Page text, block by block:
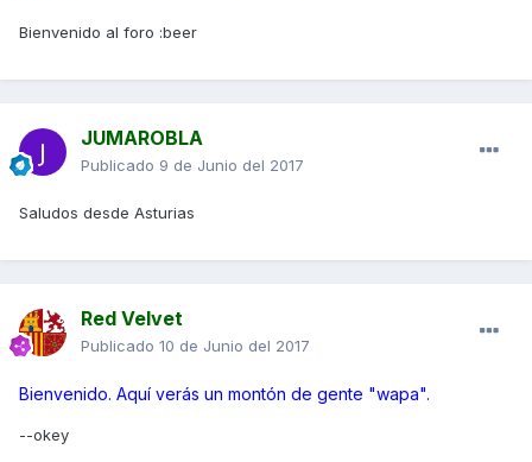
Bienvenido al foro :beer
JUMAROBLA
Publicado 9 de Junio del 2017
Saludos desde Asturias
Red Velvet
Publicado 10 de Junio del 2017
Bienvenido. Aquí verás un montón de gente "wapa".
--okey